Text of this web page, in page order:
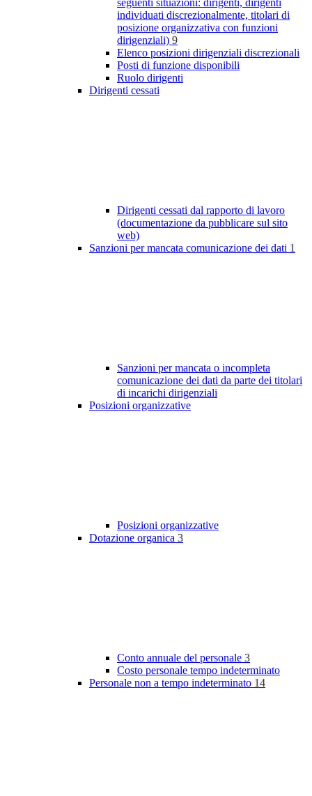
seguenti situazioni: dirigenti, dirigenti
individuati discrezionalmente, titolari di
posizione organizzativa con funzioni
dirigenziali) 9
Elenco posizioni dirigenziali discrezionali
Posti di funzione disponibili
Ruolo dirigenti
Dirigenti cessati
Dirigenti cessati dal rapporto di lavoro
(documentazione da pubblicare sul sito
web)
Sanzioni per mancata comunicazione dei dati 1
Sanzioni per mancata o incompleta
comunicazione dei dati da parte dei titolari
di incarichi dirigenziali
Posizioni organizzative
Posizioni organizzative
Dotazione organica 3
Conto annuale del personale 3
Costo personale tempo indeterminato
Personale non a tempo indeterminato 14